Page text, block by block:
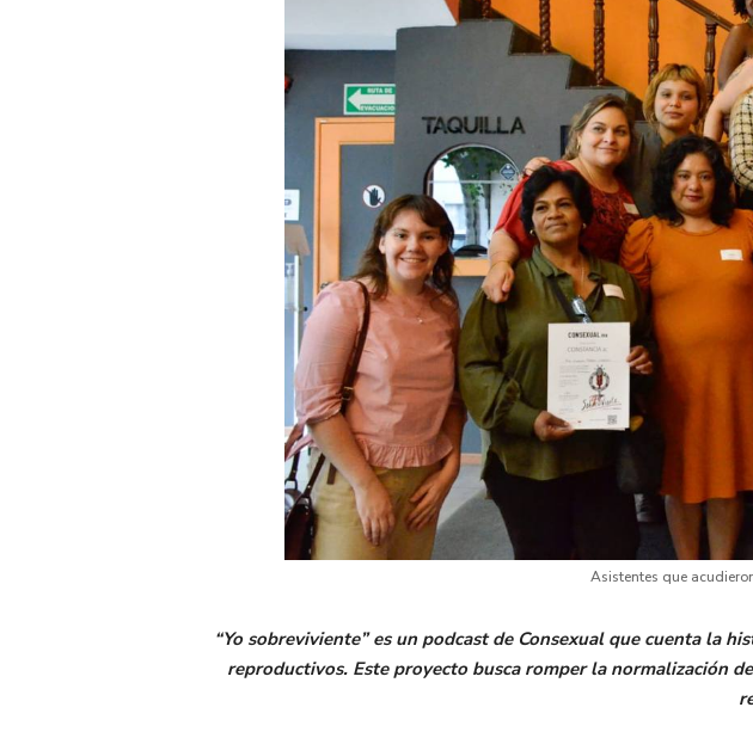
Asistentes que
“Yo sobreviviente” es un podcast de Consexual que cuenta la
reproductivos. Este proyecto busca romper la normalización